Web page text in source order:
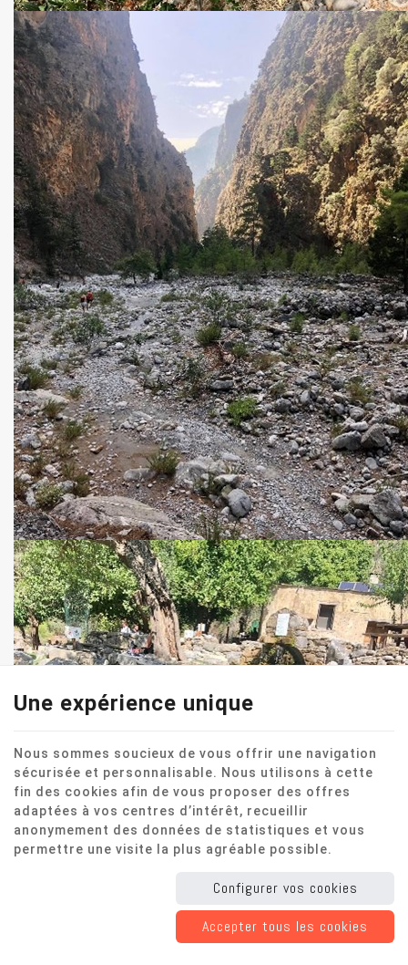
Une expérience unique
Nous sommes soucieux de vous offrir une navigation
sécurisée et personnalisable. Nous utilisons à cette
fin des cookies afin de vous proposer des offres
adaptées à vos centres d’intérêt, recueillir
anonymement des données de statistiques et vous
permettre une visite la plus agréable possible.
Configurer vos cookies
Accepter tous les cookies